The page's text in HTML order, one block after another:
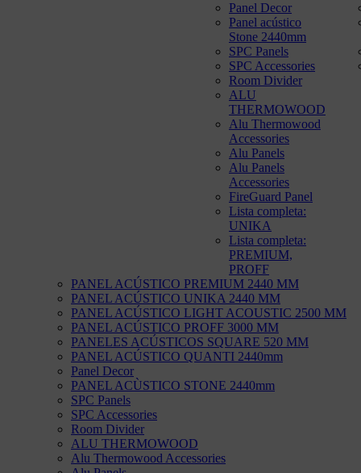
Panel Decor
Panel acústico
Stone 2440mm
SPC Panels
SPC Accessories
Room Divider
ALU
THERMOWOOD
Alu Thermowood
Accessories
Alu Panels
Alu Panels
Accessories
FireGuard Panel
Lista completa:
UNIKA
Lista completa:
PREMIUM,
PROFF
PANEL ACÚSTICO PREMIUM 2440 MM
PANEL ACÚSTICO UNIKA 2440 MM
PANEL ACÚSTICO LIGHT ACOUSTIC 2500 MM
PANEL ACÚSTICO PROFF 3000 MM
PANELES ACÚSTICOS SQUARE 520 MM
PANEL ACÚSTICO QUANTI 2440mm
Panel Decor
PANEL ACÙSTICO STONE 2440mm
SPC Panels
SPC Accessories
Room Divider
ALU THERMOWOOD
Alu Thermowood Accessories